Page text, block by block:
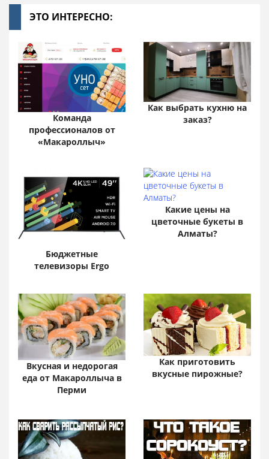
ЭТО ИНТЕРЕСНО:
Команда
профессионалов от
«Макароллыч»
Как выбрать кухню на
заказ?
Бюджетные
телевизоры Ergo
Какие цены на
цветочные букеты в
Алматы?
Вкусная и недорогая
еда от Макароллыча в
Перми
Как приготовить
вкусные пирожные?